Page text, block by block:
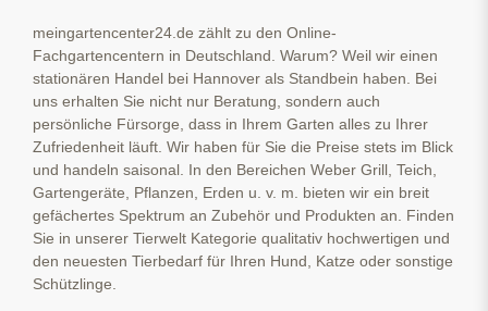
meingartencenter24.de zählt zu den Online-
Fachgartencentern in Deutschland. Warum? Weil wir einen
stationären Handel bei Hannover als Standbein haben. Bei
uns erhalten Sie nicht nur Beratung, sondern auch
persönliche Fürsorge, dass in Ihrem Garten alles zu Ihrer
Zufriedenheit läuft. Wir haben für Sie die Preise stets im Blick
und handeln saisonal. In den Bereichen Weber Grill, Teich,
Gartengeräte, Pflanzen, Erden u. v. m. bieten wir ein breit
gefächertes Spektrum an Zubehör und Produkten an. Finden
Sie in unserer Tierwelt Kategorie qualitativ hochwertigen und
den neuesten Tierbedarf für Ihren Hund, Katze oder sonstige
Schützlinge.